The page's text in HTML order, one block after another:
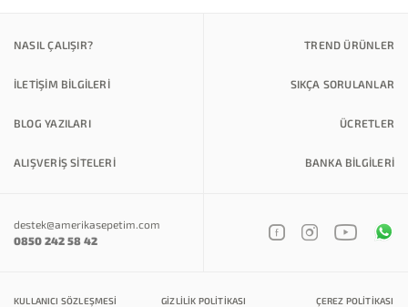
NASIL ÇALIŞIR? TREND ÜRÜNLER
İLETİŞİM BİLGİLERİ SIKÇA SORULANLAR
BLOG YAZILARI ÜCRETLER
ALIŞVERİŞ SİTELERİ BANKA BILGILERI
destek@amerikasepetim.com
0850 242 58 42
KULLANICI SÖZLEŞMESI GIZLILIK POLITIKASI ÇEREZ POLITIKASI